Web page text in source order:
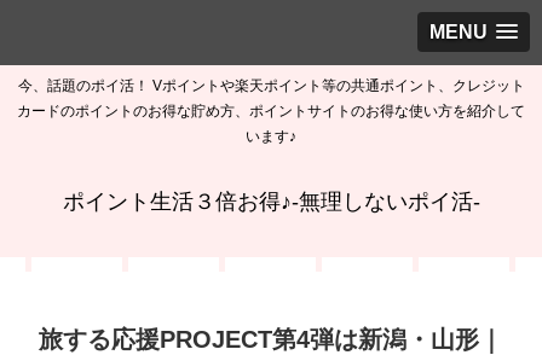
MENU
今、話題のポイ活！ Vポイントや楽天ポイント等の共通ポイント、クレジット
カードのポイントのお得な貯め方、ポイントサイトのお得な使い方を紹介して
います♪
ポイント生活３倍お得♪-無理しないポイ活-
旅する応援PROJECT第4弾は新潟・山形｜